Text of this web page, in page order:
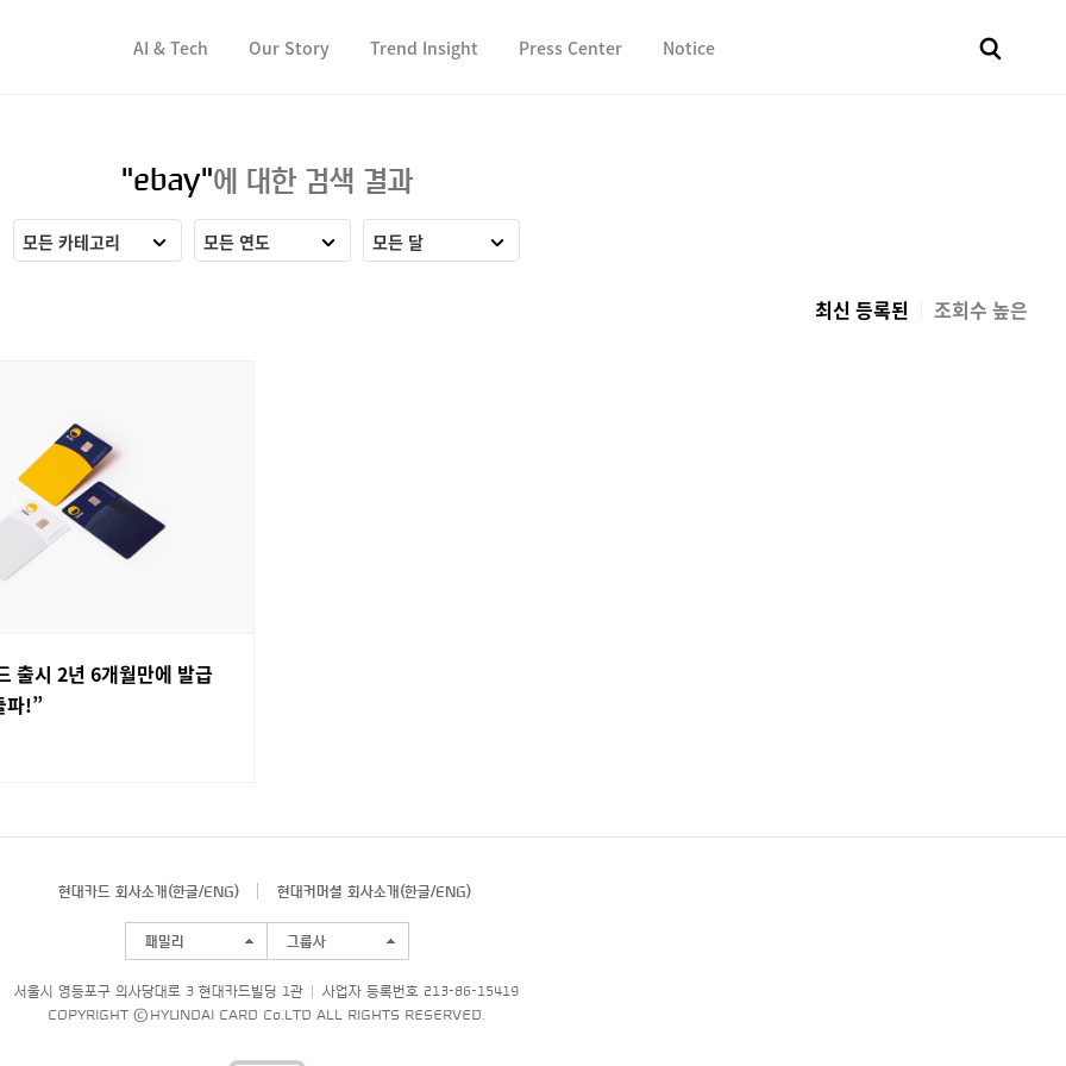
AI & Tech Our Story Trend Insight Press Center Notice
"ebay"에 대한 검색 결과
모든 카테고리 모든 연도 모든 달
최신 등록된 조회수 높은
출시 2년 6개월만에 발급
파!”
현대카드 회사소개(한글/ENG) 현대커머셜 회사소개(한글/ENG)
패밀리 그룹사
서울시 영등포구 의사당대로 3 현대카드빌딩 1관
사업자 등록번호 213-86-15419
COPYRIGHT © HYUNDAI CARD Co.LTD ALL RIGHTS RESERVED.